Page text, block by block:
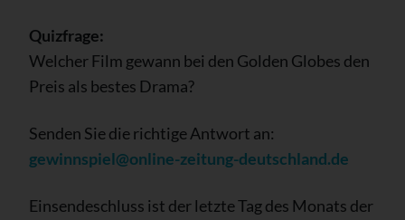
Quizfrage:
Welcher Film gewann bei den Golden Globes den
Preis als bestes Drama?
Senden Sie die richtige Antwort an:
gewinnspiel@online-zeitung-deutschland.de
Einsendeschluss ist der letzte Tag des Monats der